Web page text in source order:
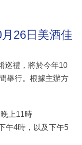
26日美酒佳
巡禮，將於今年10
舉行。根據主辦方
上11時
午4時，以及下午5